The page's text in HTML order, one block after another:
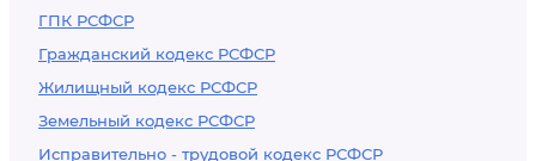
ГПК РСФСР
Гражданский кодекс РСФСР
Жилищный кодекс РСФСР
Земельный кодекс РСФСР
Исправительно - трудовой кодекс РСФСР